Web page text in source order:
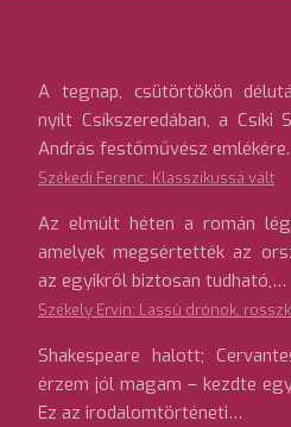
A tegnap, csütörtökön
nyílt Csíkszeredában, a Csíki
András festőművész
Székedi Ferenc: Klasszikussá vált
Az elmúlt héten a román
amelyek megsértették az
az egyikről biztosan tudható,…
Székely Ervin: Lassú drónok,
Shakespeare halott;
érzem jól magam – kezdte
Ez az irodalomtörténeti…